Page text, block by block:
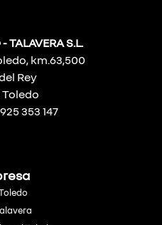
TALAVERA S.L.
km.63,500
Rey
353 147